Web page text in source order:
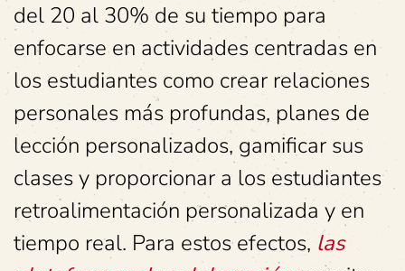
del 20 al 30% de su tiempo para
enfocarse en actividades centradas en
los estudiantes como crear relaciones
personales más profundas, planes de
lección personalizados, gamificar sus
clases y proporcionar a los estudiantes
retroalimentación personalizada y en
tiempo real. Para estos efectos, las